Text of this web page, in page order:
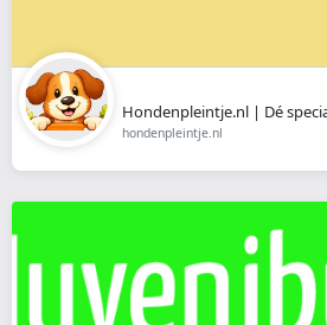
hondenpleintje.nl